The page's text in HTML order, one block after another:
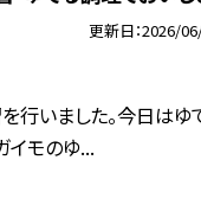
更新日 2026/
行いました。今日はゆ
イモのゆ...